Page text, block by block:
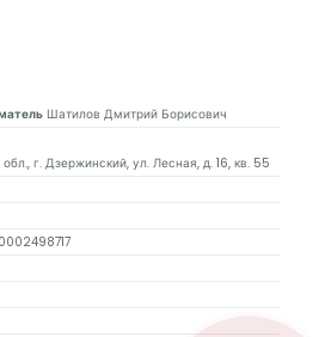
Шатилов Дмитрий Борисович
г. Дзержинский, ул. Лесная, д. 16, кв. 55